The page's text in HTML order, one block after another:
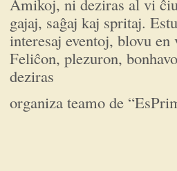
gajaj, saĝaj kaj spritaj.
interesaj eventoj, blovu
Feliĉon, plezuron,
deziras
organiza teamo de